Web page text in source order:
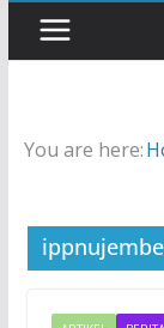
You are here: